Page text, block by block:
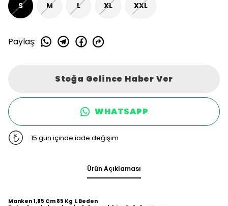
S M L XL XXL
Paylaş:
Stoğa Gelince Haber Ver
WHATSAPP
15 gün içinde iade değişim
Ürün Açıklaması
Manken 1,85 Cm 85 Kg L Beden